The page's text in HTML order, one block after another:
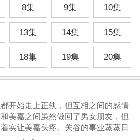
8集 9集 10集
13集 14集 15集
18集 19集 20集
开始走上正轨，但互相之间的感情
美嘉之间虽然做回了男女朋友，但
实让美嘉头疼。关谷的事业蒸蒸日